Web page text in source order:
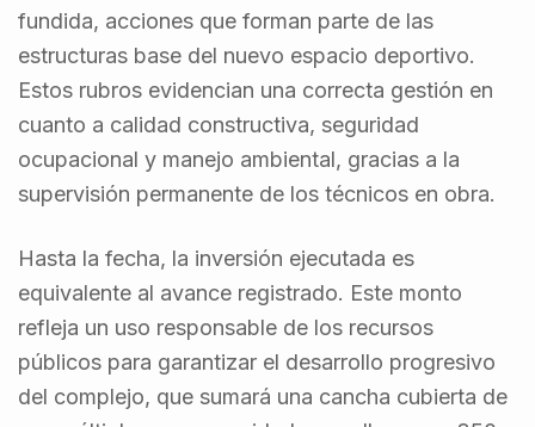
fundida, acciones que forman parte de las
estructuras base del nuevo espacio deportivo.
Estos rubros evidencian una correcta gestión en
cuanto a calidad constructiva, seguridad
ocupacional y manejo ambiental, gracias a la
supervisión permanente de los técnicos en obra.
Hasta la fecha, la inversión ejecutada es
equivalente al avance registrado. Este monto
refleja un uso responsable de los recursos
públicos para garantizar el desarrollo progresivo
del complejo, que sumará una cancha cubierta de